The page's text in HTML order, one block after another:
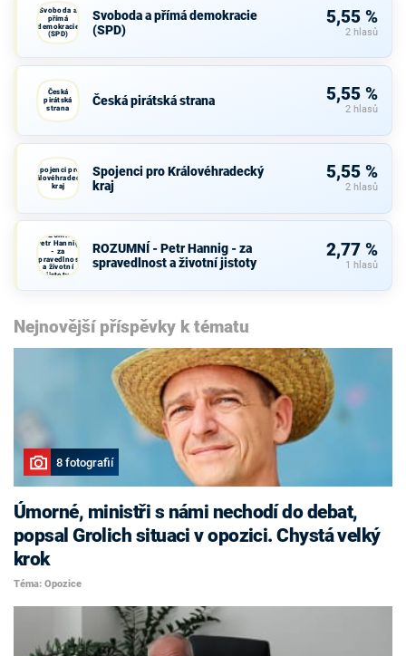
Svoboda a
přímá
demokracie
(SPD)
Svoboda a přímá demokracie
(SPD)
5,55 %
2 hlasů
Česká
pirátská
strana
Česká pirátská strana 5,55 %
2 hlasů
Spojenci pro
Královéhradecký
kraj
Spojenci pro Královéhradecký
kraj
5,55 %
2 hlasů
ROZUMNÍ -
Petr Hannig
- za
spravedlnost
a životní
jistoty
ROZUMNÍ - Petr Hannig - za
spravedlnost a životní jistoty
2,77 %
1 hlasů
Nejnovější příspěvky k tématu
8 fotografií
Úmorné, ministři s námi nechodí do debat,
popsal Grolich situaci v opozici. Chystá velký
krok
Téma: Opozice